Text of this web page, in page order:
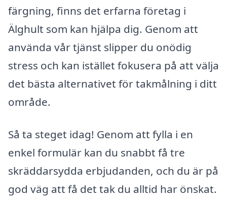
färgning, finns det erfarna företag i
Älghult som kan hjälpa dig. Genom att
använda vår tjänst slipper du onödig
stress och kan istället fokusera på att välja
det bästa alternativet för takmålning i ditt
område.
Så ta steget idag! Genom att fylla i en
enkel formulär kan du snabbt få tre
skräddarsydda erbjudanden, och du är på
god väg att få det tak du alltid har önskat.